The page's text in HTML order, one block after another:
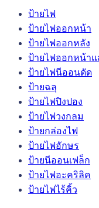
ป้ายไฟ
ป้ายไฟออกหน้า
ป้ายไฟออกหลัง
ป้ายไฟออกหน้าแ
ป้ายไฟนีออนดัด
ป้ายฉลุ
ป้ายไฟปิงปอง
ป้ายไฟวงกลม
ป้ายกล่องไฟ
ป้ายไฟอักษร
ป้ายนีออนเฟล็ก
ป้ายไฟอะคริลิค
ป้ายไฟไร้คิ้ว